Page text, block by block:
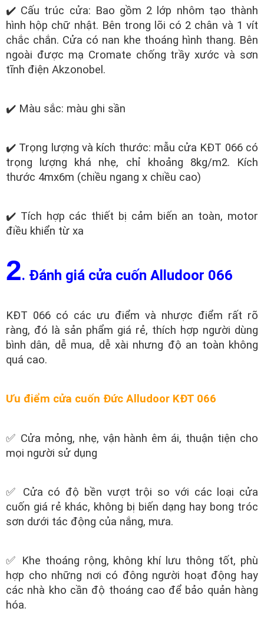
✔️ Cấu trúc cửa: Bao gồm 2 lớp nhôm tạo thành
hình hộp chữ nhật. Bên trong lõi có 2 chân và 1 vít
chắc chắn. Cửa có nan khe thoáng hình thang. Bên
ngoài được mạ Cromate chống trầy xước và sơn
tĩnh điện Akzonobel.
✔️ Màu sắc: màu ghi sần
✔️ Trọng lượng và kích thước: mẫu cửa KĐT 066 có
trọng lượng khá nhẹ, chỉ khoảng 8kg/m2. Kích
thước 4mx6m (chiều ngang x chiều cao)
✔️ Tích hợp các thiết bị cảm biến an toàn, motor
điều khiển từ xa
2. Đánh giá cửa cuốn Alludoor 066
KĐT 066 có các ưu điểm và nhược điểm rất rõ
ràng, đó là sản phẩm giá rẻ, thích hợp người dùng
bình dân, dễ mua, dễ xài nhưng độ an toàn không
quá cao.
Ưu điểm cửa cuốn Đức Alludoor KĐT 066
✅ Cửa mỏng, nhẹ, vận hành êm ái, thuận tiện cho
mọi người sử dụng
✅ Cửa có độ bền vượt trội so với các loại cửa
cuốn giá rẻ khác, không bị biến dạng hay bong tróc
sơn dưới tác động của nắng, mưa.
✅ Khe thoáng rộng, không khí lưu thông tốt, phù
hợp cho những nơi có đông người hoạt động hay
các nhà kho cần độ thoáng cao để bảo quản hàng
hóa.